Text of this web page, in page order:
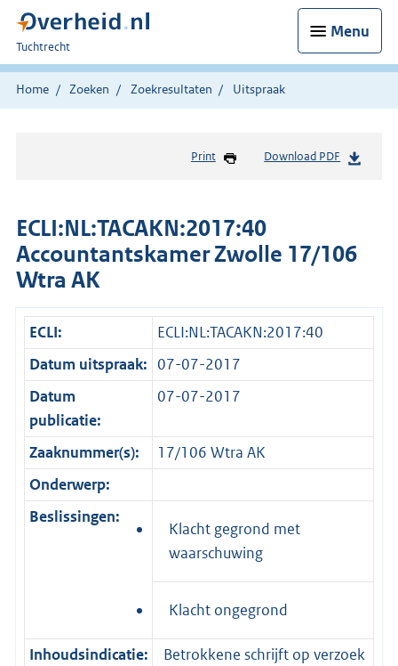
Menu
U
bent
hier:
Tuchtrecht
Home Zoeken Zoekresultaten Uitspraak
Print Download PDF
ECLI:NL:TACAKN:2017:40
Accountantskamer Zwolle 17/106
Wtra AK
ECLI:
ECLI:NL:TACAKN:2017:40
Datum uitspraak: 07-07-2017
Datum
publicatie:
07-07-2017
Zaaknummer(s):
17/106 Wtra AK
Onderwerp:
Beslissingen:
Klacht gegrond met
waarschuwing
Klacht ongegrond
Inhoudsindicatie:
Betrokkene schrijft op verzoek